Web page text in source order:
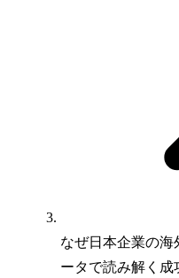
なぜ日本企業の
ータで読み解く成